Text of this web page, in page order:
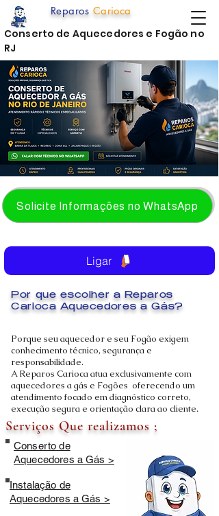
Solicite Informações no WhatsApp
Porque seu aquecedor e seu Fogão exigem
conhecimento técnico, segurança e
responsabilidade.
A Reparos Carioca atua exclusivamente com
aquecedores a gás e Fogões oferecendo um
atendimento focado em diagnóstico correto,
execução segura e orientação clara ao cliente.
Reparos Carioca
Por que escolher a Reparos
Carioca Aquecedores a Gás?
Serviços Que realizamos ;
Conserto de
Aquecedores a Gás >
Instalação de
Aquecedores a Gás >
Ligar
Conserto de Aquecedores e Fogão no
RJ